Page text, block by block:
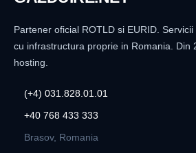
Partener oficial ROTLD si EURID.
cu infrastructura proprie in Romania. Din
hosting.
(+4) 031.828.01.01
+40 768 433 333
Brasov, Romania